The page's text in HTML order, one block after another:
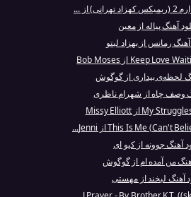
از ...
آهنگ پیاله از معین
آهنگ رمانس از بهزاد لیتو
لحظه‌ی بیداری از گوگوش
وصف چاه از شهرام ناظری
آهنگ جوونه از کیو ای
من آمده ام از گوگوش
آهنگ لبخند از مهستی